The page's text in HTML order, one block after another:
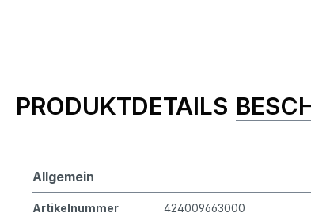
Produktinformationen
PRODUKTDETAILS
Allgemein
Artikelnummer
424009663000